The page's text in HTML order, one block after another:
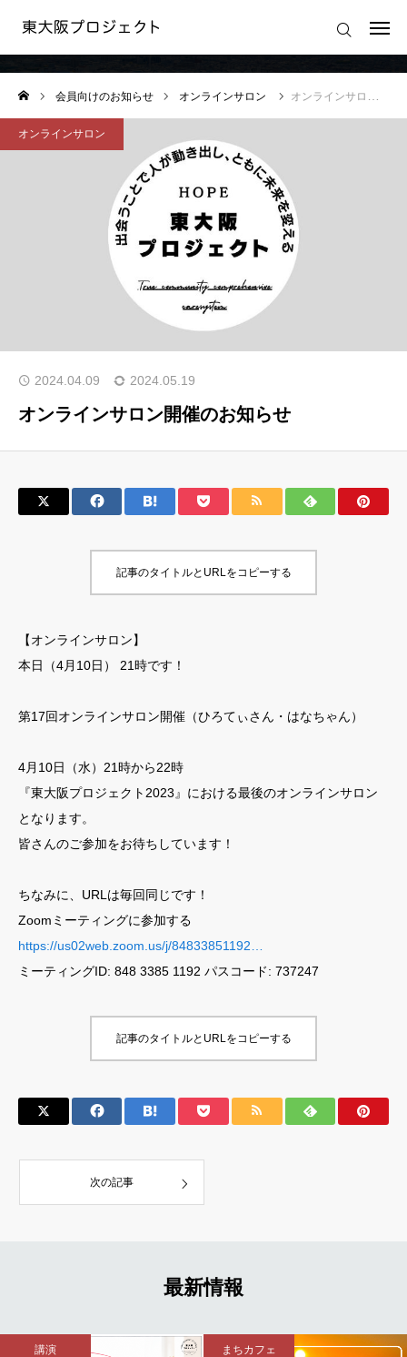
会員向けのお知らせ
会員向けのお知らせ オンラインサロン オンラインサロン開催のお知らせ
オンラインサロン
2024.04.09 2024.05.19
オンラインサロン開催のお知らせ
記事のタイトルとURLをコピーする
【オンラインサロン】
本日（4月10日） 21時です！
第17回オンラインサロン開催（ひろてぃさん・はなちゃん）
4月10日（水）21時から22時
『東大阪プロジェクト2023』における最後のオンラインサロン
となります。
皆さんのご参加をお待ちしています！
ちなみに、URLは毎回同じです！
Zoomミーティングに参加する
https://us02web.zoom.us/j/84833851192…
ミーティングID: 848 3385 1192 パスコード: 737247
記事のタイトルとURLをコピーする
次の記事
最新情報
講演 まちカフェ
ログイン
東大阪プロジェクトの想い
東大阪プロジェクトの活動
東大阪プロジェクト 運営規約